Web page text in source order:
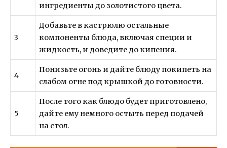
ингредиенты до золотистого цвета.
3
Добавьте в кастрюлю остальные
компоненты блюда, включая специи и
жидкость, и доведите до кипения.
4
Понизьте огонь и дайте блюду покипеть на
слабом огне под крышкой до готовности.
5
После того как блюдо будет приготовлено,
дайте ему немного остыть перед подачей
на стол.